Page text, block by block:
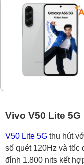
Vivo V50 Lite 5G
V50 Lite 5G thu hút
số quét 120Hz và tốc
đỉnh 1.800 nits kết